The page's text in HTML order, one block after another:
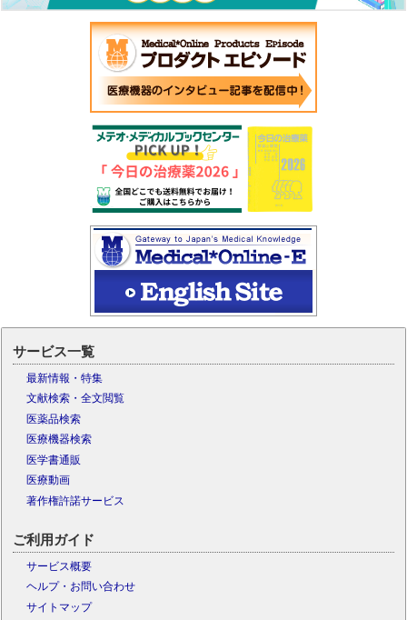
サービス一覧
最新情報・特集
文献検索・全文閲覧
医薬品検索
医療機器検索
医学書通販
医療動画
著作権許諾サービス
ご利用ガイド
サービス概要
ヘルプ・お問い合わせ
サイトマップ